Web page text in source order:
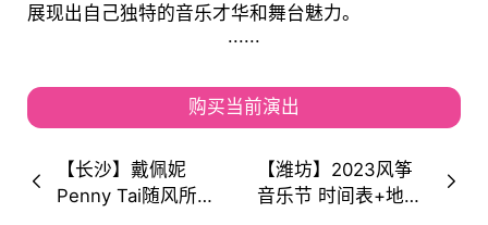
展现出自己独特的音乐才华和舞台魅力。
......
购买当前演出
【长沙】戴佩妮
Penny Tai随风所遇
【潍坊】2023风筝
音乐节 时间表+地址